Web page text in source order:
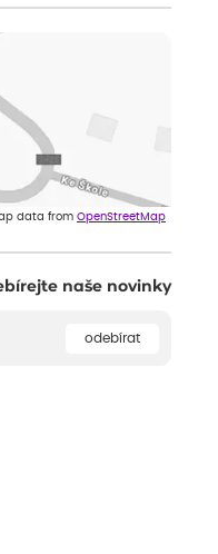
data from OpenStreetMap
naše novinky
odebírat